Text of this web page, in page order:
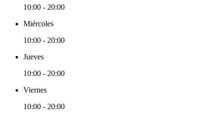
10:00 - 20:00
Miércoles
10:00 - 20:00
Jueves
10:00 - 20:00
Viernes
10:00 - 20:00